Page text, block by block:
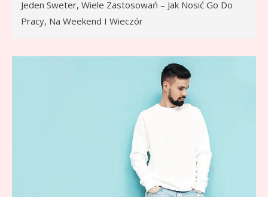
Jeden Sweter, Wiele Zastosowań – Jak Nosić Go Do
Pracy, Na Weekend I Wieczór